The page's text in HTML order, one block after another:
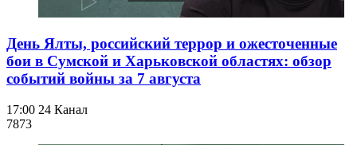
День Ялты, российский террор и ожесточенные
бои в Сумской и Харьковской областях: обзор
событий войны за 7 августа
17:00 24 Канал
7873